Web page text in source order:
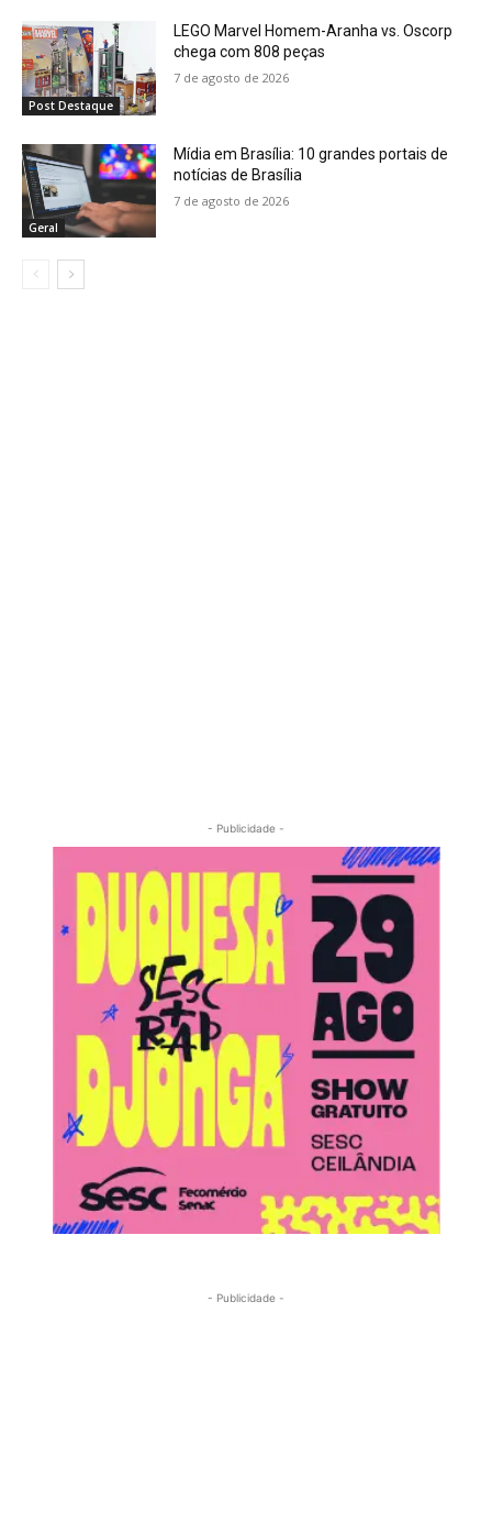
Post Destaque
LEGO Marvel Homem-Aranha vs. Oscorp
chega com 808 peças
7 de agosto de 2026
Geral
Mídia em Brasília: 10 grandes portais de
notícias de Brasília
7 de agosto de 2026
- Publicidade -
- Publicidade -